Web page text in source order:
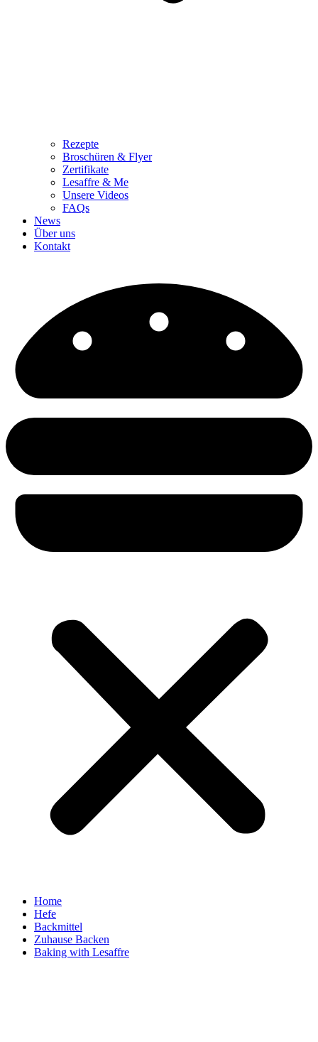
Rezepte
Broschüren & Flyer
Zertifikate
Lesaffre & Me
Unsere Videos
FAQs
News
Über uns
Kontakt
Home
Hefe
Backmittel
Zuhause Backen
Baking with Lesaffre